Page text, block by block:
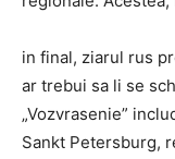
in final, ziarul rus
ar trebui sa li se
„Vozvrasenie”
Sankt Petersburg,